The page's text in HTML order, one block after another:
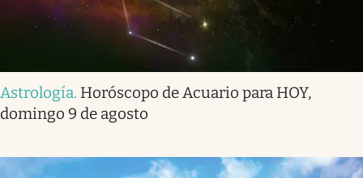
Astrología. Horóscopo de Acuario para HOY,
domingo 9 de agosto